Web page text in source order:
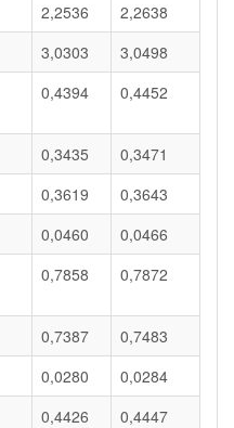
2,2536
2,2638
3,0303
3,0498
0,4394 0,4452
0,3435
0,3471
0,3619
0,3643
0,0460
0,0466
0,7858 0,7872
0,7387
0,7483
0,0280
0,0284
0,4426
0,4447